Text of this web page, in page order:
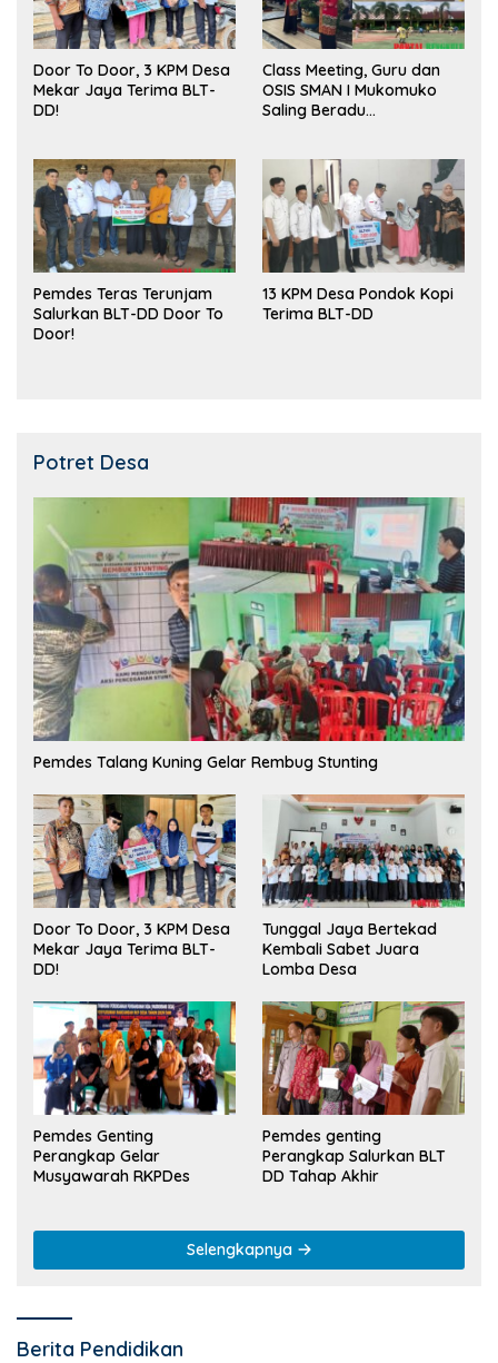
Door To Door, 3 KPM Desa
Mekar Jaya Terima BLT-
DD!
Class Meeting, Guru dan
OSIS SMAN I Mukomuko
Saling Beradu
Pemdes Teras Terunjam
Salurkan BLT-DD Door To
Door!
13 KPM Desa Pondok Kopi
Terima BLT-DD
Potret Desa
Pemdes Talang Kuning Gelar Rembug Stunting
Door To Door, 3 KPM Desa
Mekar Jaya Terima BLT-
DD!
Tunggal Jaya Bertekad
Kembali Sabet Juara
Lomba Desa
Pemdes Genting
Perangkap Gelar
Musyawarah RKPDes
Pemdes genting
Perangkap Salurkan BLT
DD Tahap Akhir
Selengkapnya
Berita Pendidikan